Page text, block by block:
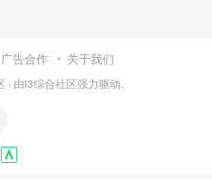
广告合作 关于我们
· 由i3综合社区强力驱动.